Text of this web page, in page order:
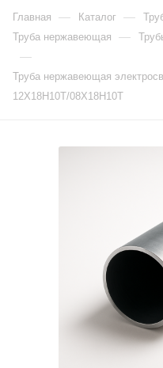
Главная — Каталог —
Труба нержавеющая —
—
Труба нержавеющая
12Х18Н10Т/08Х18Н10Т